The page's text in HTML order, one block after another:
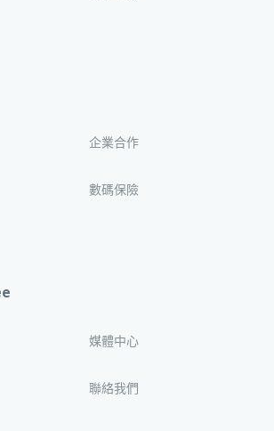
企業合作
數碼保險
媒體中心
聯絡我們